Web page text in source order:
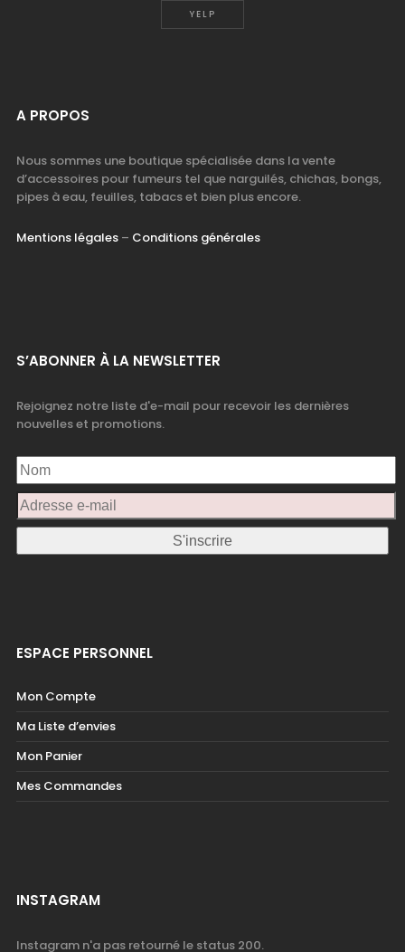
YELP
A PROPOS
Nous sommes une boutique spécialisée dans la vente
d’accessoires pour fumeurs tel que narguilés, chichas, bongs,
pipes à eau, feuilles, tabacs et bien plus encore.
Mentions légales– Conditions générales
S’ABONNER À LA NEWSLETTER
Rejoignez notre liste d'e-mail pour recevoir les dernières
nouvelles et promotions.
ESPACE PERSONNEL
Mon Compte
Ma Liste d’envies
Mon Panier
Mes Commandes
INSTAGRAM
Instagram n'a pas retourné le status 200.